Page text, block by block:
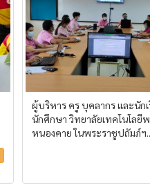
ผู้บริหาร ครู บุคลากร และนัก
นักศึกษา วิทยาลัยเทคโนโลยี
หนองคาย ในพระราชูปถัมภ์ฯ